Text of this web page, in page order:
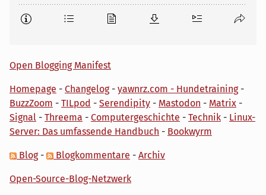
Open Blogging Manifest
Homepage - Changelog- yawnrz.com - Hundetraining-
BuzzZoom - TILpod - Serendipity - Mastodon - Matrix -
Signal - Threema - Computergeschichte - Technik - Linux-
Server: Das umfassende Handbuch - Bookwyrm
Blog- Blogkommentare - Archiv
Open-Source-Blog-Netzwerk